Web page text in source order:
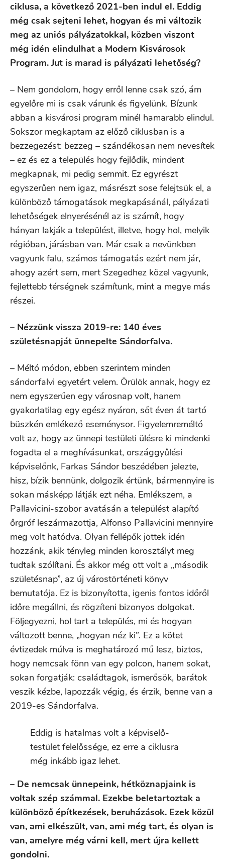
ciklusa, a következő 2021-ben indul el. Eddig
még csak sejteni lehet, hogyan és mi változik
meg az uniós pályázatokkal, közben viszont
még idén elindulhat a Modern Kisvárosok
Program. Jut is marad is pályázati lehetőség?
– Nem gondolom, hogy erről lenne csak szó, ám
egyelőre mi is csak várunk és figyelünk. Bízunk
abban a kisvárosi program minél hamarabb elindul.
Sokszor megkaptam az előző ciklusban is a
bezzegezést: bezzeg – szándékosan nem nevesítek
– ez és ez a település hogy fejlődik, mindent
megkapnak, mi pedig semmit. Ez egyrészt
egyszerűen nem igaz, másrészt sose felejtsük el, a
különböző támogatások megkapásánál, pályázati
lehetőségek elnyerésénél az is számít, hogy
hányan lakják a települést, illetve, hogy hol, melyik
régióban, járásban van. Már csak a nevünkben
vagyunk falu, számos támogatás ezért nem jár,
ahogy azért sem, mert Szegedhez közel vagyunk,
fejlettebb térségnek számítunk, mint a megye más
részei.
– Nézzünk vissza 2019-re: 140 éves
születésnapját ünnepelte Sándorfalva.
– Méltó módon, ebben szerintem minden
sándorfalvi egyetért velem. Örülök annak, hogy ez
nem egyszerűen egy városnap volt, hanem
gyakorlatilag egy egész nyáron, sőt éven át tartó
büszkén emlékező eseménysor. Figyelemreméltó
volt az, hogy az ünnepi testületi ülésre ki mindenki
fogadta el a meghívásunkat, országgyűlési
képviselőnk, Farkas Sándor beszédében jelezte,
hisz, bízik bennünk, dolgozik értünk, bármennyire is
sokan másképp látják ezt néha. Emlékszem, a
Pallavicini-szobor avatásán a települést alapító
őrgróf leszármazottja, Alfonso Pallavicini mennyire
meg volt hatódva. Olyan fellépők jöttek idén
hozzánk, akik tényleg minden korosztályt meg
tudtak szólítani. És akkor még ott volt a „második
születésnap”, az új várostörténeti könyv
bemutatója. Ez is bizonyította, igenis fontos időről
időre megállni, és rögzíteni bizonyos dolgokat.
Följegyezni, hol tart a település, mi és hogyan
változott benne, „hogyan néz ki”. Ez a kötet
évtizedek múlva is meghatározó mű lesz, biztos,
hogy nemcsak fönn van egy polcon, hanem sokat,
sokan forgatják: családtagok, ismerősök, barátok
veszik kézbe, lapozzák végig, és érzik, benne van a
2019-es Sándorfalva.
Eddig is hatalmas volt a képviselő-
testület felelőssége, ez erre a ciklusra
még inkább igaz lehet.
– De nemcsak ünnepeink, hétköznapjaink is
voltak szép számmal. Ezekbe beletartoztak a
különböző építkezések, beruházások. Ezek közül
van, ami elkészült, van, ami még tart, és olyan is
van, amelyre még várni kell, mert újra kellett
gondolni.